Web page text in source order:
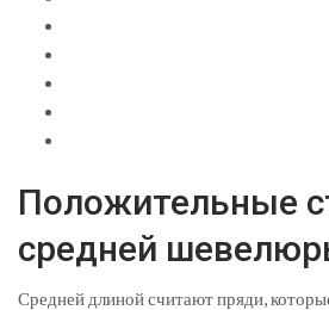
Положительные
средней
Средней длиной считают пряди,